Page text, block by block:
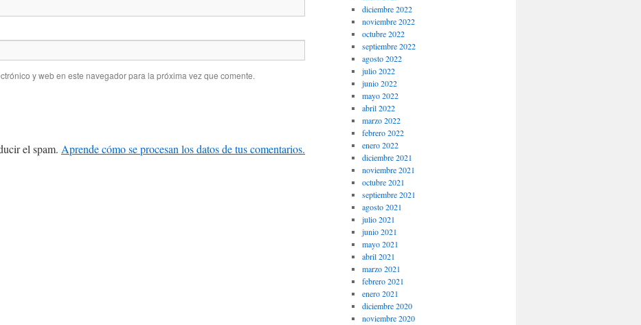
y web en este navegador para la próxima vez que comente.
el spam. Aprende cómo se procesan los datos de tus comentarios.
diciembre 2022
noviembre 2022
octubre 2022
septiembre 2022
agosto 2022
julio 2022
junio 2022
mayo 2022
abril 2022
marzo 2022
febrero 2022
enero 2022
diciembre 2021
noviembre 2021
octubre 2021
septiembre 2021
agosto 2021
julio 2021
junio 2021
mayo 2021
abril 2021
marzo 2021
febrero 2021
enero 2021
diciembre 2020
noviembre 2020